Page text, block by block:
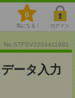
0
気になる！ ログイン
No.STFSV2204411981
ータ入力